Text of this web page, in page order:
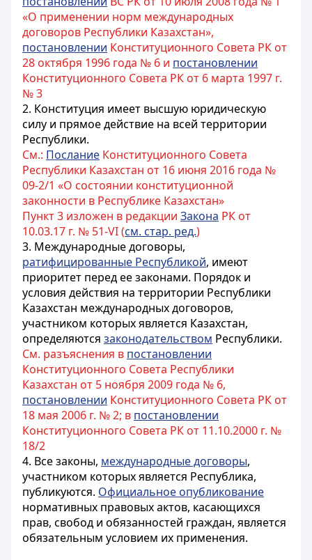
«О применении норм международных
договоров Республики Казахстан»,
постановлении Конституционного Совета РК от
28 октября 1996 года № 6 и постановлении
Конституционного Совета РК от 6 марта 1997 г.
№ 3
2. Конституция имеет высшую юридическую
силу и прямое действие на всей территории
Республики.
См.: Послание Конституционного Совета
Республики Казахстан от 16 июня 2016 года №
09-2/1 «О состоянии конституционной
законности в Республике Казахстан»
Пункт 3 изложен в редакции Закона РК от
10.03.17 г. № 51-VI (см. стар. ред.)
3. Международные договоры,
ратифицированные Республикой, имеют
приоритет перед ее законами. Порядок и
условия действия на территории Республики
Казахстан международных договоров,
участником которых является Казахстан,
определяются законодательством Республики.
См. разъяснения в постановлении
Конституционного Совета Республики
Казахстан от 5 ноября 2009 года № 6,
постановлении Конституционного Совета РК от
18 мая 2006 г. № 2; в постановлении
Конституционного Совета РК от 11.10.2000 г. №
18/2
4. Все законы, международные договоры,
участником которых является Республика,
публикуются. Официальное опубликование
нормативных правовых актов, касающихся
прав, свобод и обязанностей граждан, является
обязательным условием их применения.